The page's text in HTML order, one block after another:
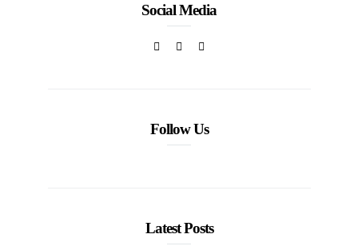
Social Media
Follow Us
Latest Posts